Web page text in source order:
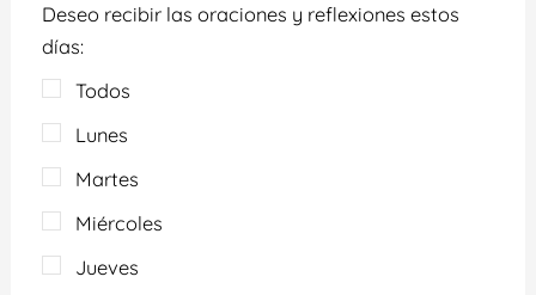
Deseo recibir las oraciones y reflexiones estos
días:
Todos
Lunes
Martes
Miércoles
Jueves